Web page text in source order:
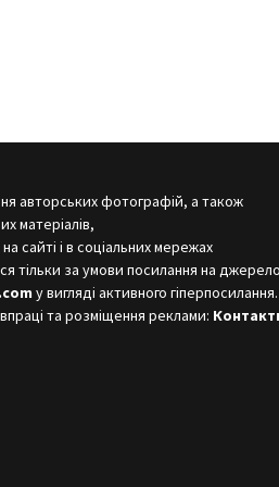
авторських фотографій, а також
матеріалів,
сайті і в соціальних мережах
тільки за умови посилання на
у вигляді активного гіперпосилання.
та розміщення реклами: